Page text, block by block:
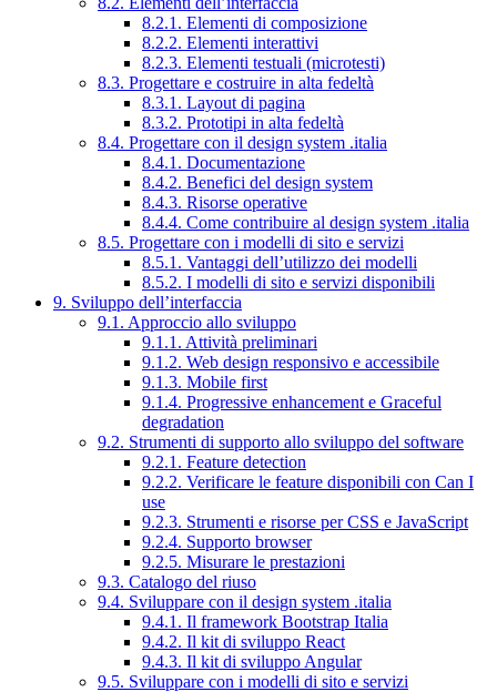
8.2.1. Elementi di composizione
8.2.2. Elementi interattivi
8.2.3. Elementi testuali (microtesti)
8.3. Progettare e costruire in alta fedeltà
8.3.1. Layout di pagina
8.3.2. Prototipi in alta fedeltà
8.4. Progettare con il design system .italia
8.4.1. Documentazione
8.4.2. Benefici del design system
8.4.3. Risorse operative
8.4.4. Come contribuire al design system .italia
8.5. Progettare con i modelli di sito e servizi
8.5.1. Vantaggi dell’utilizzo dei modelli
8.5.2. I modelli di sito e servizi disponibili
9. Sviluppo dell’interfaccia
9.1. Approccio allo sviluppo
9.1.1. Attività preliminari
9.1.2. Web design responsivo e accessibile
9.1.3. Mobile first
9.1.4. Progressive enhancement e Graceful
degradation
9.2. Strumenti di supporto allo sviluppo del software
9.2.1. Feature detection
9.2.2. Verificare le feature disponibili con Can I
use
9.2.3. Strumenti e risorse per CSS e JavaScript
9.2.4. Supporto browser
9.2.5. Misurare le prestazioni
9.3. Catalogo del riuso
9.4. Sviluppare con il design system .italia
9.4.1. Il framework Bootstrap Italia
9.4.2. Il kit di sviluppo React
9.4.3. Il kit di sviluppo Angular
9.5. Sviluppare con i modelli di sito e servizi